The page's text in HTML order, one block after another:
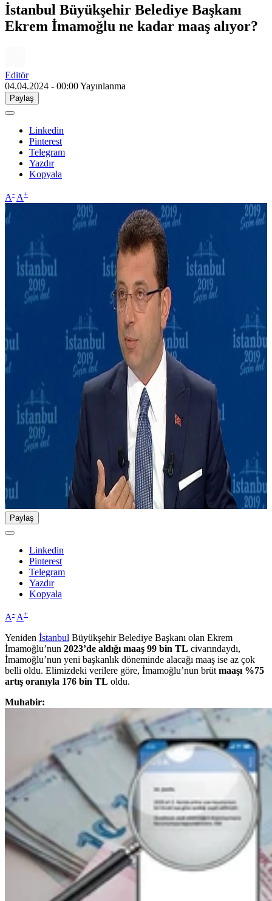
İstanbul Büyükşehir Belediye Başkanı
Ekrem İmamoğlu ne kadar maaş alıyor?
Editör
04.04.2024 - 00:00Yayınlanma
Paylaş
Linkedin
Pinterest
Telegram
Yazdır
Kopyala
A- A+
Paylaş
Linkedin
Pinterest
Telegram
Yazdır
Kopyala
A- A+
Yeniden İstanbul Büyükşehir Belediye Başkanı olan Ekrem
İmamoğlu’nun 2023’de aldığı maaş 99 bin TL civarındaydı,
İmamoğlu’nun yeni başkanlık döneminde alacağı maaş ise az çok
belli oldu. Elimizdeki verilere göre, İmamoğlu’nun brütmaaşı %75
artış oranıyla 176 bin TL oldu.
Muhabir: